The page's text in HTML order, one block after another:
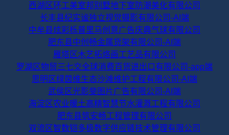
西湖区环工美室邦别墅地下室防潮美化有限公司
长丰县纪实谧独立视觉摄影有限公司-AI端
中牟县炫彩栎普里马创意广告庆典气球有限公司
肥东县中创畅金属货架有限公司-AI端
雁塔区木艺拓烙画工艺品有限公司
罗湖区物贸三七交全球消费百货进出口有限公司-app端
思明区绿茵维生态沙滩维护工程有限公司-AI端
武侯区光影斐图片广告有限公司-AI端
海淀区农业暖土高精智慧节水灌溉工程有限公司
肥东县筑安畅工程管理有限公司
双流区智数铠多极数字供应链技术管理有限公司